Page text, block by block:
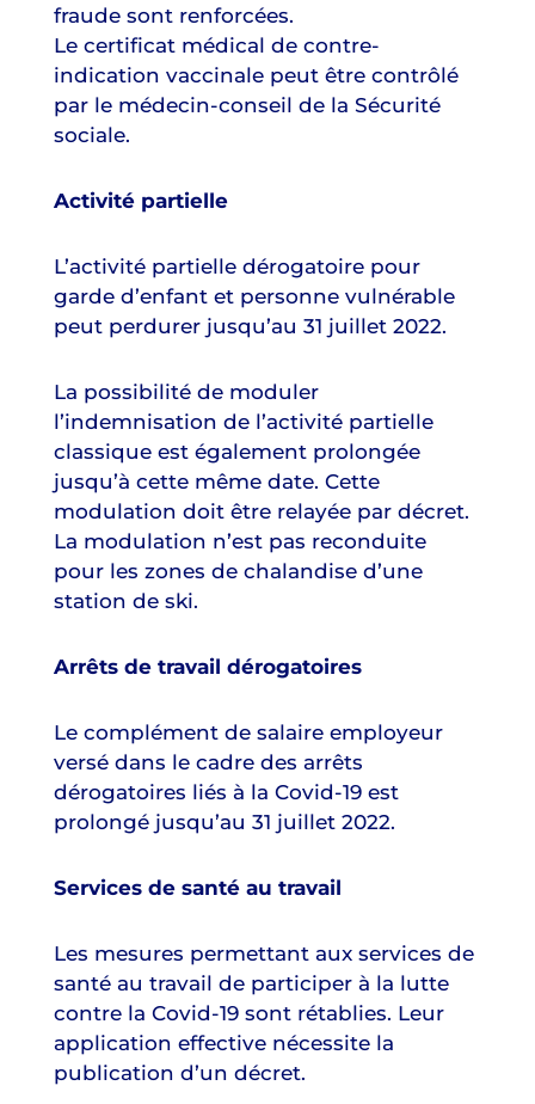
fraude sont renforcées.
Le certificat médical de contre-
indication vaccinale peut être contrôlé
par le médecin-conseil de la Sécurité
sociale.
Activité partielle
L’activité partielle dérogatoire pour
garde d’enfant et personne vulnérable
peut perdurer jusqu’au 31 juillet 2022.
La possibilité de moduler
l’indemnisation de l’activité partielle
classique est également prolongée
jusqu’à cette même date. Cette
modulation doit être relayée par décret.
La modulation n’est pas reconduite
pour les zones de chalandise d’une
station de ski.
Arrêts de travail dérogatoires
Le complément de salaire employeur
versé dans le cadre des arrêts
dérogatoires liés à la Covid-19 est
prolongé jusqu’au 31 juillet 2022.
Services de santé au travail
Les mesures permettant aux services de
santé au travail de participer à la lutte
contre la Covid-19 sont rétablies. Leur
application effective nécessite la
publication d’un décret.